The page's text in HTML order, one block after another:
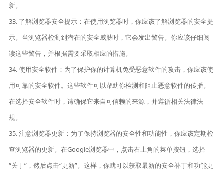
新。
33. 了解浏览器安全提示：在使用浏览器时，你应该了解浏览器的安全提
示。当浏览器检测到潜在的安全威胁时，它会发出警告。你应该仔细阅
读这些警告，并根据需要采取相应的措施。
34. 使用安全软件：为了保护你的计算机免受恶意软件的攻击，你应该使
用可靠的安全软件。这些软件可以帮助你检测和阻止恶意软件的传播。
在选择安全软件时，请确保它来自可信赖的来源，并遵循相关法律法
规。
35. 注意浏览器更新：为了保持浏览器的安全性和功能性，你应该定期检
查浏览器的更新。在Google浏览器中，点击右上角的菜单按钮，选择
“关于”，然后点击“更新”。这样，你就可以获取最新的安全补丁和功能更